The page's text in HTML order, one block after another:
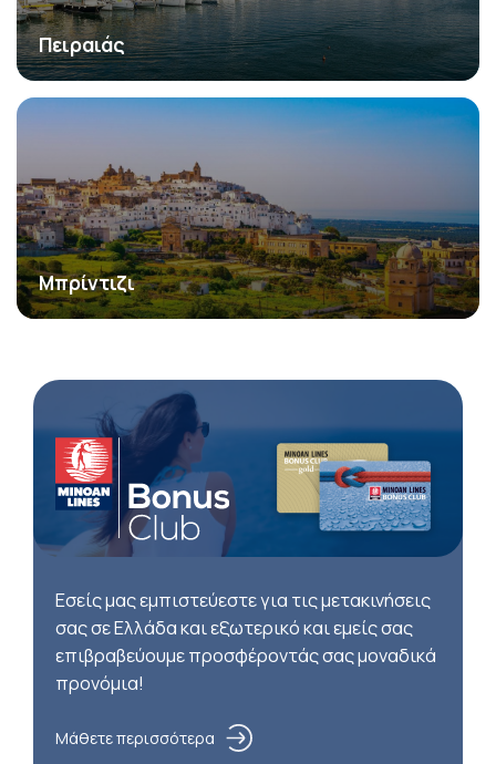
Πειραιάς
Μπρίντιζι
Εσείς μας εμπιστεύεστε για τις μετακινήσεις
σας σε Ελλάδα και εξωτερικό και εμείς σας
επιβραβεύουμε προσφέροντάς σας μοναδικά
προνόμια!
Μάθετε περισσότερα